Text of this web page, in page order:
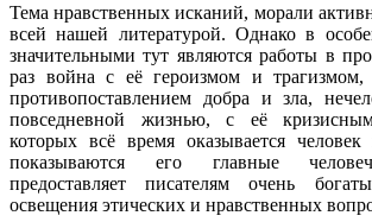
Тема нравственных исканий, морали
всей нашей литературой. Однако в
значительными тут являются работы в
раз война с её героизмом и
противопоставлением добра и зла,
повседневной жизнью, с её
которых всё время оказывается
показываются его главные
предоставляет писателям очень
освещения этических и нравственных